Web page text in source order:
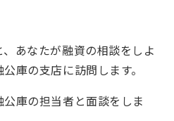
あなたが融資の相談をしよ
庫の支店に訪問します。
庫の担当者と面談をしま